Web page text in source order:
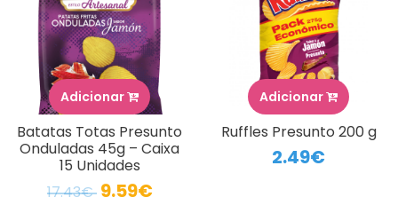
Adicionar
Batatas Totas Presunto
Onduladas 45g – Caixa
15 Unidades
17.43€ 9.59€
Adicionar
Ruffles Presunto 200 g
2.49€